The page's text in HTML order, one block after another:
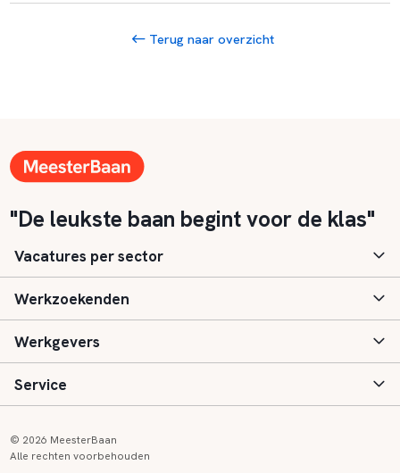
Terug naar overzicht
"De leukste baan begint voor de klas"
Vacatures per sector
Basisonderwijs
Speciaal (basis) onderwijs
Voortgezet onderwijs
Werkzoekenden
Aanmelden
Vacatures
Werkgevers
Inloggen
Service
© 2026 MeesterBaan
Alle rechten voorbehouden